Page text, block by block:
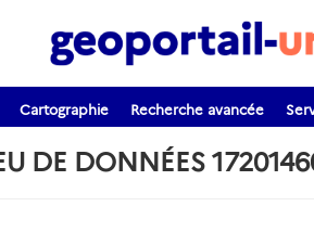
Cartographie Recherche avancée
DE DONNÉES